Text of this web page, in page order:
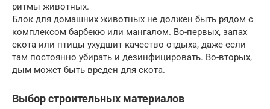
ритмы животных.
Блок для домашних животных не должен быть рядом с
комплексом барбекю или мангалом. Во-первых, запах
скота или птицы ухудшит качество отдыха, даже если
там постоянно убирать и дезинфицировать. Во-вторых,
дым может быть вреден для скота.
Выбор строительных материалов